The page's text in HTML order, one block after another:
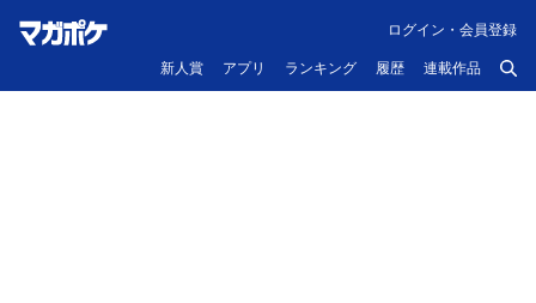
新人賞 アプリ ランキング 履歴 連載作品
ログイン・会員登録